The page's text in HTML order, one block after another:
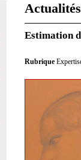
Actualités
Estimation
Rubrique